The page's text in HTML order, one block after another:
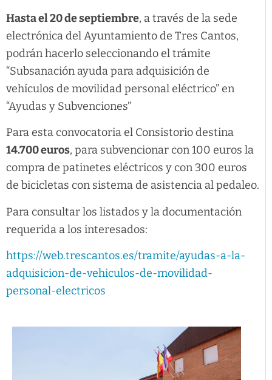
Hasta el 20 de septiembre, a través de la sede
electrónica del Ayuntamiento de Tres Cantos,
podrán hacerlo seleccionando el trámite
“Subsanación ayuda para adquisición de
vehículos de movilidad personal eléctrico” en
“Ayudas y Subvenciones”
Para esta convocatoria el Consistorio destina
14.700 euros, para subvencionar con 100 euros la
compra de patinetes eléctricos y con 300 euros
de bicicletas con sistema de asistencia al pedaleo.
Para consultar los listados y la documentación
requerida a los interesados:
https://web.trescantos.es/tramite/ayudas-a-la-
adquisicion-de-vehiculos-de-movilidad-
personal-electricos